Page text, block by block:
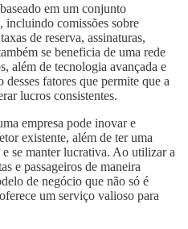
em um conjunto
incluindo comissões sobre
de reserva, assinaturas,
se beneficia de uma rede
além de tecnologia avançada e
fatores que permite que a
lucros consistentes.
empresa pode inovar e
existente, além de ter uma
se manter lucrativa. Ao utilizar a
e passageiros de maneira
de negócio que não só é
um serviço valioso para